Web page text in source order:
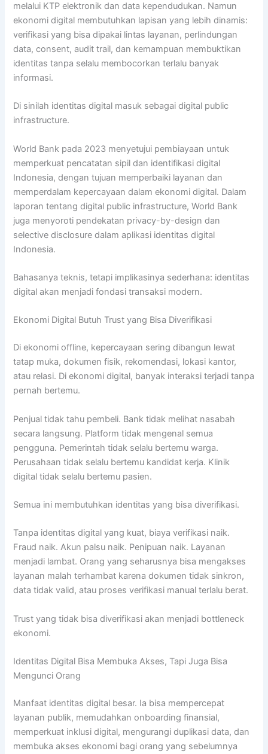
melalui KTP elektronik dan data kependudukan. Namun
ekonomi digital membutuhkan lapisan yang lebih dinamis:
verifikasi yang bisa dipakai lintas layanan, perlindungan
data, consent, audit trail, dan kemampuan membuktikan
identitas tanpa selalu membocorkan terlalu banyak
informasi.
Di sinilah identitas digital masuk sebagai digital public
infrastructure.
World Bank pada 2023 menyetujui pembiayaan untuk
memperkuat pencatatan sipil dan identifikasi digital
Indonesia, dengan tujuan memperbaiki layanan dan
memperdalam kepercayaan dalam ekonomi digital. Dalam
laporan tentang digital public infrastructure, World Bank
juga menyoroti pendekatan privacy-by-design dan
selective disclosure dalam aplikasi identitas digital
Indonesia.
Bahasanya teknis, tetapi implikasinya sederhana: identitas
digital akan menjadi fondasi transaksi modern.
Ekonomi Digital Butuh Trust yang Bisa Diverifikasi
Di ekonomi offline, kepercayaan sering dibangun lewat
tatap muka, dokumen fisik, rekomendasi, lokasi kantor,
atau relasi. Di ekonomi digital, banyak interaksi terjadi tanpa
pernah bertemu.
Penjual tidak tahu pembeli. Bank tidak melihat nasabah
secara langsung. Platform tidak mengenal semua
pengguna. Pemerintah tidak selalu bertemu warga.
Perusahaan tidak selalu bertemu kandidat kerja. Klinik
digital tidak selalu bertemu pasien.
Semua ini membutuhkan identitas yang bisa diverifikasi.
Tanpa identitas digital yang kuat, biaya verifikasi naik.
Fraud naik. Akun palsu naik. Penipuan naik. Layanan
menjadi lambat. Orang yang seharusnya bisa mengakses
layanan malah terhambat karena dokumen tidak sinkron,
data tidak valid, atau proses verifikasi manual terlalu berat.
Trust yang tidak bisa diverifikasi akan menjadi bottleneck
ekonomi.
Identitas Digital Bisa Membuka Akses, Tapi Juga Bisa
Mengunci Orang
Manfaat identitas digital besar. Ia bisa mempercepat
layanan publik, memudahkan onboarding finansial,
memperkuat inklusi digital, mengurangi duplikasi data, dan
membuka akses ekonomi bagi orang yang sebelumnya